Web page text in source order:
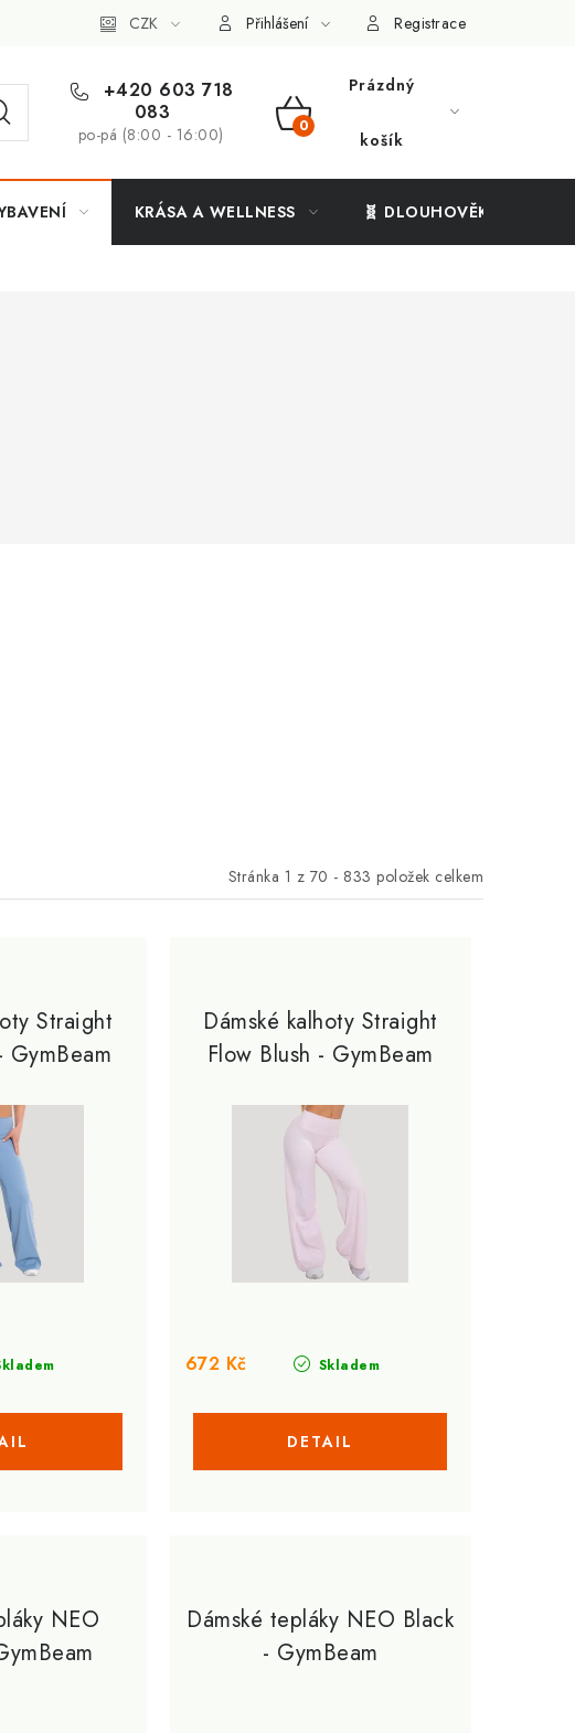
Slevový systém Vše o nákupu
CZK Přihlášení Registrace
+420 603 718
083
po-pá (8:00 - 16:00)
NÁKUPNÍ
Prázdný
košík
KRÁSA A WELLNESS 🧬 DLOUHOVĚKOST
Stránka 1 z 70 - 833 položek celkem
Straight
GymBeam
Dámské kalhoty Straight
Flow Blush - GymBeam
Skladem
672 Kč
NEO
Dámské tepláky NEO Black
- GymBeam